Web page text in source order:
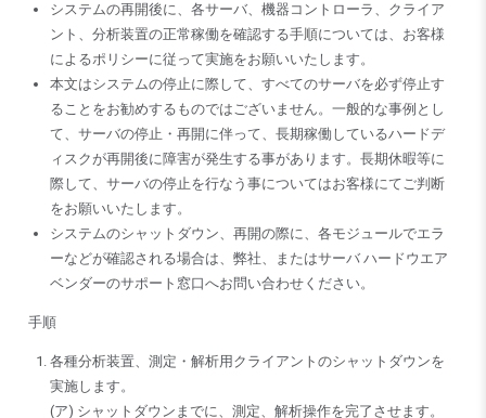
システムの再開後に、各サーバ、機器コントローラ、クライア
ント、分析装置の正常稼働を確認する手順については、お客様
によるポリシーに従って実施をお願いいたします。
本文はシステムの停止に際して、すべてのサーバを必ず停止す
ることをお勧めするものではございません。一般的な事例とし
て、サーバの停止・再開に伴って、長期稼働しているハードデ
ィスクが再開後に障害が発生する事があります。長期休暇等に
際して、サーバの停止を行なう事についてはお客様にてご判断
をお願いいたします。
システムのシャットダウン、再開の際に、各モジュールでエラ
ーなどが確認される場合は、弊社、またはサーバ ハードウエア
ベンダーのサポート窓口へお問い合わせください。
手順
各種分析装置、測定・解析用クライアントのシャットダウンを
実施します。
(ア) シャットダウンまでに、測定、解析操作を完了させます。